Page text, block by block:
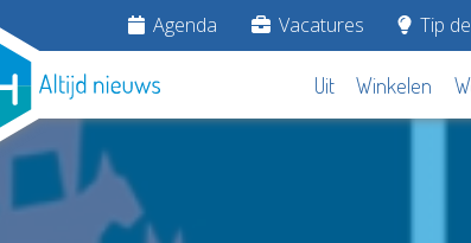
Agenda Vacatures Tip
Uit Winkelen